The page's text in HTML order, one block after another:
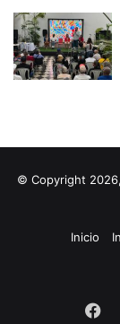
© Copyright
Inicio